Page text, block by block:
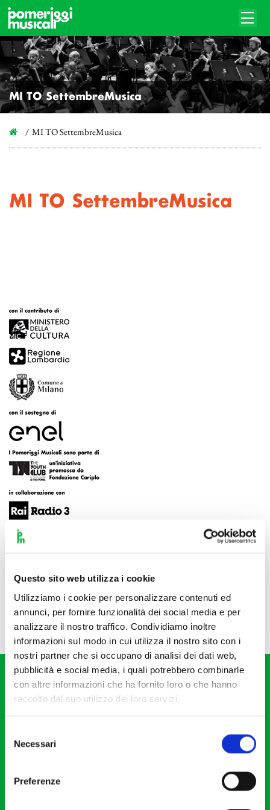
Questo sito web utilizza i cookie
Utilizziamo i cookie per personalizzare contenuti ed
annunci, per fornire funzionalità dei social media e per
analizzare il nostro traffico. Condividiamo inoltre
informazioni sul modo in cui utilizza il nostro sito con i
nostri partner che si occupano di analisi dei dati web,
pubblicità e social media, i quali potrebbero combinarle
con altre informazioni che ha fornito loro o che hanno
raccolto dal suo utilizzo dei loro servizi.
delNecessari
Preferenze
MI TO SettembreMusica
MI TO SettembreMusica
MI TO SettembreMusica
Fondazione I Pomeriggi Musicali
Partita Iva 04410060158